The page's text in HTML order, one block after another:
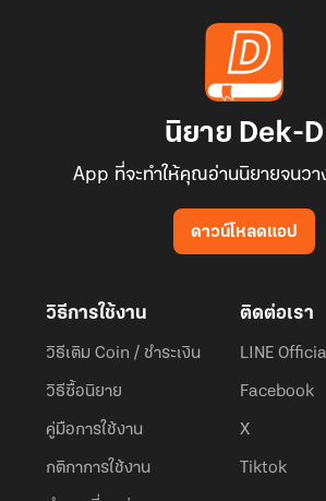
นิยาย Dek-D
App ที่จะทำให้คุณอ่านนิยายจนวา
ดาวน์โหลดแอป
วิธีการใช้งาน
วิธีเติม Coin / ชำระเงิน
วิธีซื้อนิยาย
คู่มือการใช้งาน
กติกาการใช้งาน
ติดต่อเรา
LINE
Facebook
X
Tiktok